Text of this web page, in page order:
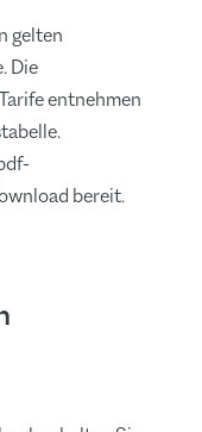
gelten
Die
entnehmen
bereit.